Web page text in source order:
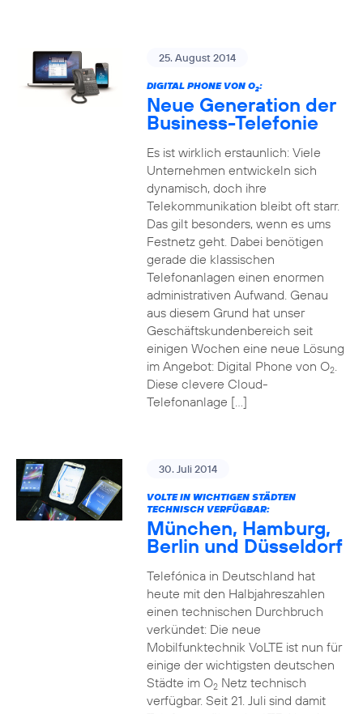
25. August 2014
DIGITAL PHONE VON O2:
Neue Generation der
Business-Telefonie
Es ist wirklich erstaunlich: Viele
Unternehmen entwickeln sich
dynamisch, doch ihre
Telekommunikation bleibt oft starr.
Das gilt besonders, wenn es ums
Festnetz geht. Dabei benötigen
gerade die klassischen
Telefonanlagen einen enormen
administrativen Aufwand. Genau
aus diesem Grund hat unser
Geschäftskundenbereich seit
einigen Wochen eine neue Lösung
im Angebot: Digital Phone von O2.
Diese clevere Cloud-
Telefonanlage […]
30. Juli 2014
VOLTE IN WICHTIGEN STÄDTEN
TECHNISCH VERFÜGBAR:
München, Hamburg,
Berlin und Düsseldorf
Telefónica in Deutschland hat
heute mit den Halbjahreszahlen
einen technischen Durchbruch
verkündet: Die neue
Mobilfunktechnik VoLTE ist nun für
einige der wichtigsten deutschen
Städte im O2Netz technisch
verfügbar. Seit 21. Juli sind damit